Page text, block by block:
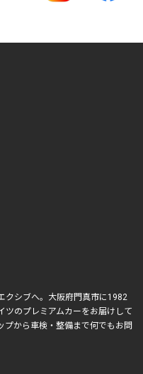
クシブへ。大阪府門真市に1982
ツのプレミアムカーをお届けして
プから車検・整備まで何でもお問